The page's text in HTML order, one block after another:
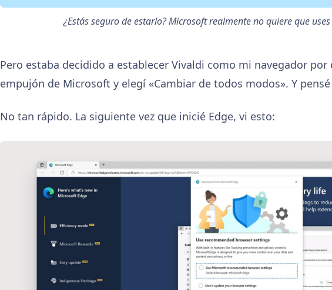
¿Estás seguro de estarlo? Microsoft realmente no quiere que
Pero estaba decidido a establecer Vivaldi como mi navegador
empujón de Microsoft y elegí «Cambiar de todos modos». Y
No tan rápido. La siguiente vez que inicié Edge, vi esto: